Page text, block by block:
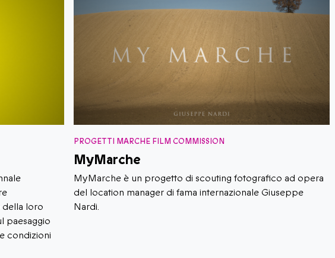
ad opera
PROGETTI MARCHE FILM COMMISSION
Distretto Culturale Evoluto – Impresa
Cinema: sistema cinema ed imprenditoria
nelle Marche
Il Distretto Culturale Evoluto delle Marche è un’iniziativa di